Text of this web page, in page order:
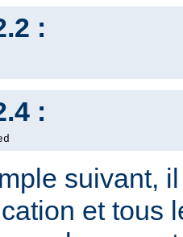
:
:
suivant,
et tous